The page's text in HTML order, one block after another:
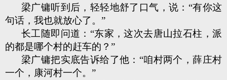
梁广镛听到后，轻轻地舒了口气，说：“有你这
句话，我也就放心了。”
长工随即问道：“东家，这次去唐山拉石柱，派
的都是哪个村的赶车的？”
梁广镛把实底告诉给了他：“咱村两个，薛庄村
一个，康河村一个。”